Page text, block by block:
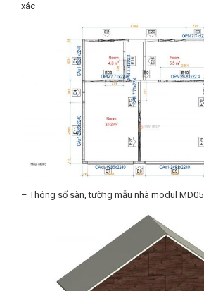
xác
– Thông số sàn, tường mẫu nhà modul MD05